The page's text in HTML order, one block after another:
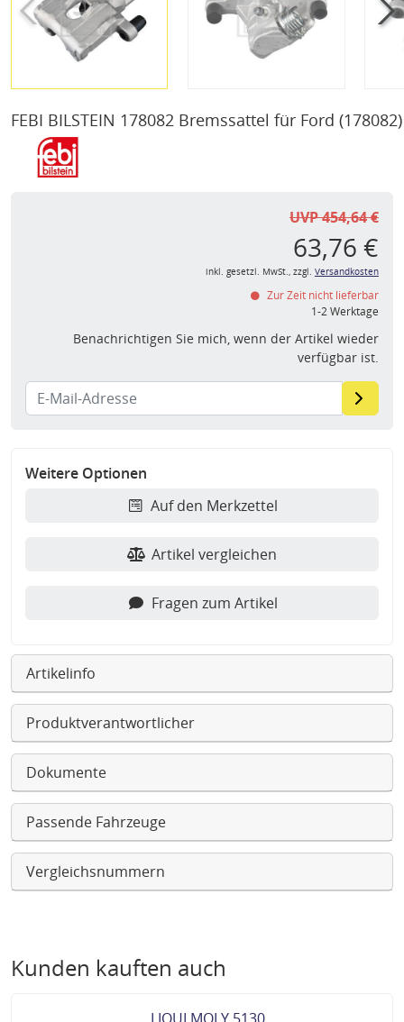
FEBI BILSTEIN 178082 Bremssattel für Ford (178082)
UVP 454,64 €
63,76 €
inkl. gesetzl. MwSt., zzgl. Versandkosten
Zur Zeit nicht lieferbar
1-2 Werktage
Benachrichtigen Sie mich, wenn der Artikel wieder
verfügbar ist.
Weitere Optionen
Auf den Merkzettel
Artikel vergleichen
Fragen zum Artikel
Artikelinfo
Produktverantwortlicher
Dokumente
Passende Fahrzeuge
Vergleichsnummern
Kunden kauften auch